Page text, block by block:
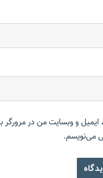
ایمیل و وبسایت من در مرورگر
می‌نویسم.